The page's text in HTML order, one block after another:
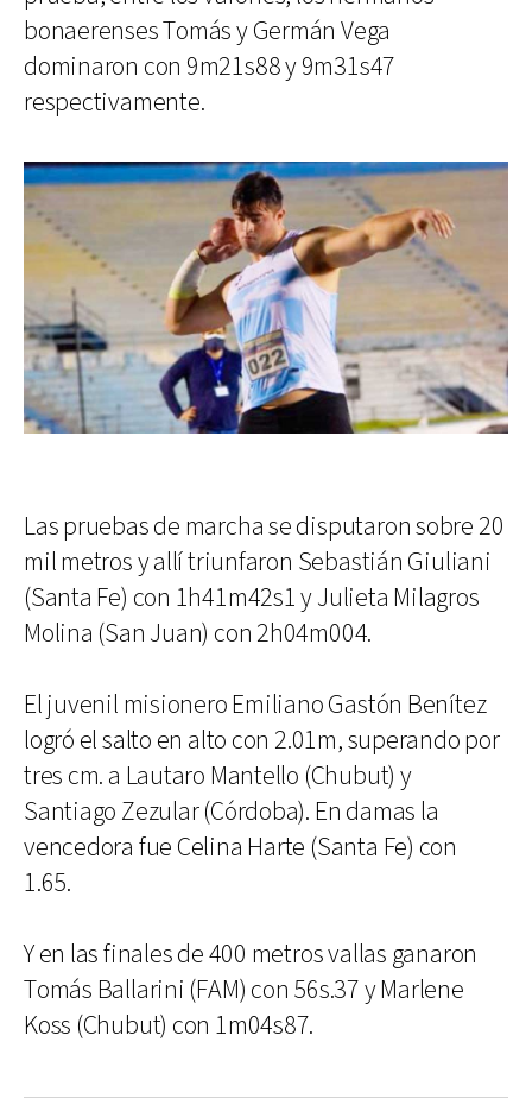
bonaerenses Tomás y Germán Vega
dominaron con 9m21s88 y 9m31s47
respectivamente.
Las pruebas de marcha se disputaron sobre 20
mil metros y allí triunfaron Sebastián Giuliani
(Santa Fe) con 1h41m42s1 y Julieta Milagros
Molina (San Juan) con 2h04m004.
El juvenil misionero Emiliano Gastón Benítez
logró el salto en alto con 2.01m, superando por
tres cm. a Lautaro Mantello (Chubut) y
Santiago Zezular (Córdoba). En damas la
vencedora fue Celina Harte (Santa Fe) con
1.65.
Y en las finales de 400 metros vallas ganaron
Tomás Ballarini (FAM) con 56s.37 y Marlene
Koss (Chubut) con 1m04s87.